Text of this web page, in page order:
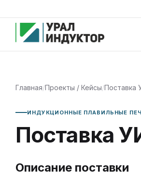
Главная/Проекты / Кейсы/Поставка
ИНДУКЦИОННЫЕ ПЛАВИЛЬНЫЕ
Поставка
Описание поставки